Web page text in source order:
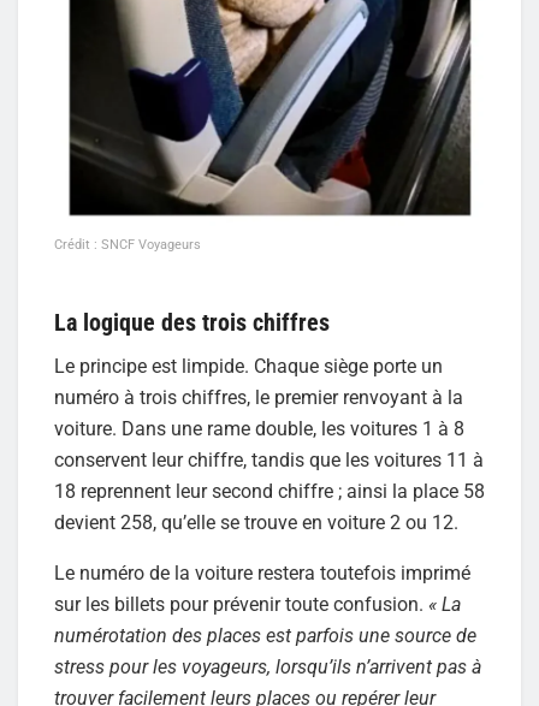
Crédit : SNCF Voyageurs
La logique des trois chiffres
Le principe est limpide. Chaque siège porte un
numéro à trois chiffres, le premier renvoyant à la
voiture. Dans une rame double, les voitures 1 à 8
conservent leur chiffre, tandis que les voitures 11 à
18 reprennent leur second chiffre ; ainsi la place 58
devient 258, qu’elle se trouve en voiture 2 ou 12.
Le numéro de la voiture restera toutefois imprimé
sur les billets pour prévenir toute confusion. « La
numérotation des places est parfois une source de
stress pour les voyageurs, lorsqu’ils n’arrivent pas à
trouver facilement leurs places ou repérer leur